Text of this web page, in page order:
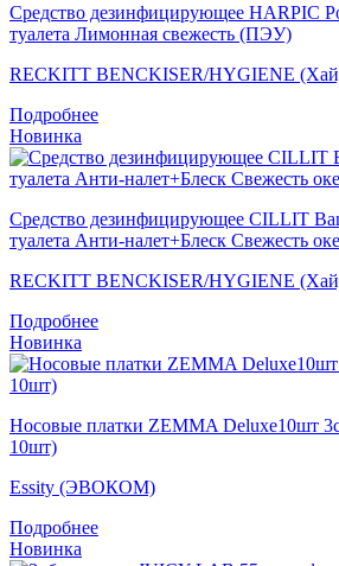
Средство дезинфицирующее HARPIC
туалета Лимонная свежесть (ПЭУ)
RECKITT BENCKISER/HYGIENE
Подробнее
Новинка
Средство дезинфицирующее CILLIT
туалета Анти-налет+Блеск Свежесть
RECKITT BENCKISER/HYGIENE
Подробнее
Новинка
Носовые платки ZEMMA Deluxe10шт
10шт)
Essity (ЭВОКОМ)
Подробнее
Новинка